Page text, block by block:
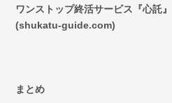
ワンストップ終活サービス『心託
(shukatu-guide.com)
まとめ